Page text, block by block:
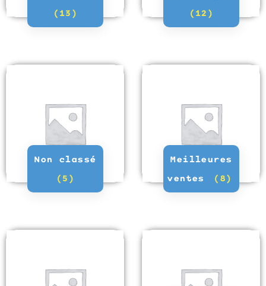
(13)
(12)
Non classé
(5)
Meilleures
ventes
(8)